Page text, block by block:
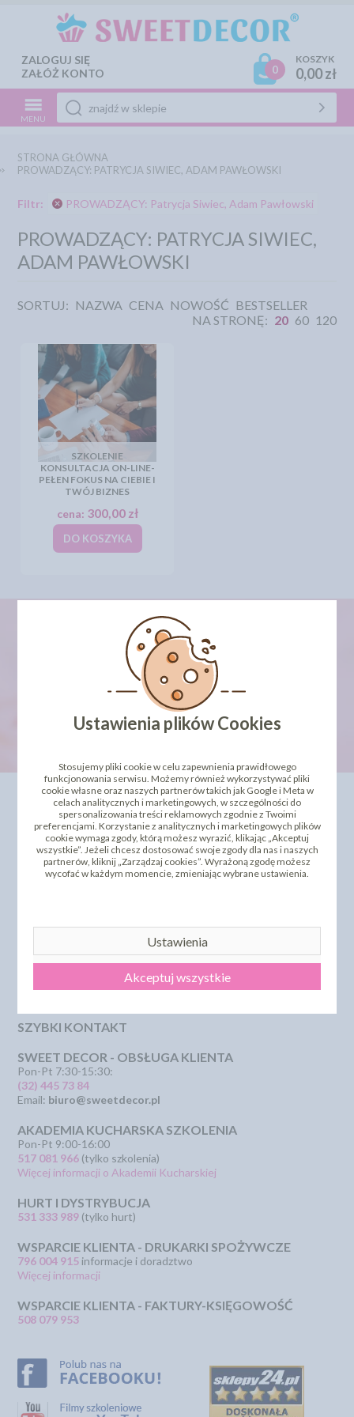
ZALOGUJ SIĘ
ZAŁÓŻ KONTO
0
KOSZYK
0,00 zł
MENU
STRONA GŁÓWNA
PROWADZĄCY: PATRYCJA SIWIEC, ADAM PAWŁOWSKI
Filtr: PROWADZĄCY: Patrycja Siwiec, Adam Pawłowski
PROWADZĄCY: PATRYCJA SIWIEC,
ADAM PAWŁOWSKI
SORTUJ: NAZWA CENA NOWOŚĆ BESTSELLER
NA STRONĘ: 20 60 120
SZKOLENIE
KONSULTACJA ON-LINE-
PEŁEN FOKUS NA CIEBIE I
TWÓJ BIZNES
cena: 300,00 zł
DO KOSZYKA
newsletter
INFORMACJE
Kontakt
Dostawa i koszty wysyłki
Regulamin
Strona główna
Odbiór osobisty
Zwroty i reklamacje
Certyfikaty i Dokumentacje
OFERTA
Dla Biznesu
Szkolenia i kursy
Bestseller
Polecamy
Sklepy partnerskie
SZYBKI KONTAKT
SWEET DECOR - OBSŁUGA KLIENTA
Pon-Pt 7:30-15:30:
(32) 445 73 84
Email: biuro@sweetdecor.pl
AKADEMIA KUCHARSKA SZKOLENIA
Pon-Pt 9:00-16:00
517 081 966 (tylko szkolenia)
Więcej informacji o Akademii Kucharskiej
HURT I DYSTRYBUCJA
531 333 989 (tylko hurt)
WSPARCIE KLIENTA - DRUKARKI SPOŻYWCZE
796 004 915 informacje i doradztwo
Więcej informacji
WSPARCIE KLIENTA - FAKTURY-KSIĘGOWOŚĆ
508 079 953
Ustawienia plików Cookies
Stosujemy pliki cookie w celu zapewnienia prawidłowego
funkcjonowania serwisu. Możemy również wykorzystywać pliki
cookie własne oraz naszych partnerów takich jak Google i Meta w
celach analitycznych i marketingowych, w szczególności do
spersonalizowania treści reklamowych zgodnie z Twoimi
preferencjami. Korzystanie z analitycznych i marketingowych plików
cookie wymaga zgody, którą możesz wyrazić, klikając „Akceptuj
wszystkie”. Jeżeli chcesz dostosować swoje zgody dla nas i naszych
partnerów, kliknij „Zarządzaj cookies”. Wyrażoną zgodę możesz
wycofać w każdym momencie, zmieniając wybrane ustawienia.
Ustawienia
Akceptuj wszystkie